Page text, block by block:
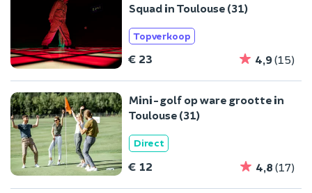
Squad in Toulouse (31)
Topverkoop
€ 23 4,9(15)
Mini-golf op ware grootte in
Toulouse (31)
Direct
€ 12 4,8 (17)